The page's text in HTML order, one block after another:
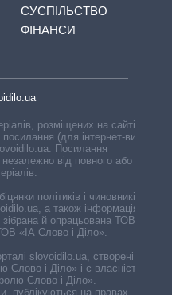
СУСПІЛЬСТВО
ФІНАНСИ
розміщених на сайті,
(для інтернет-видань
Посилання
незалежно від повного або
політиків і чиновників,
а також інформація про
й опрацьована ТОВ «ІА
«ІА Слово і Діло».
slovoidilo.ua, створені ГО
і Діло» і є власністю
Слово і Діло».
публікуються на правах